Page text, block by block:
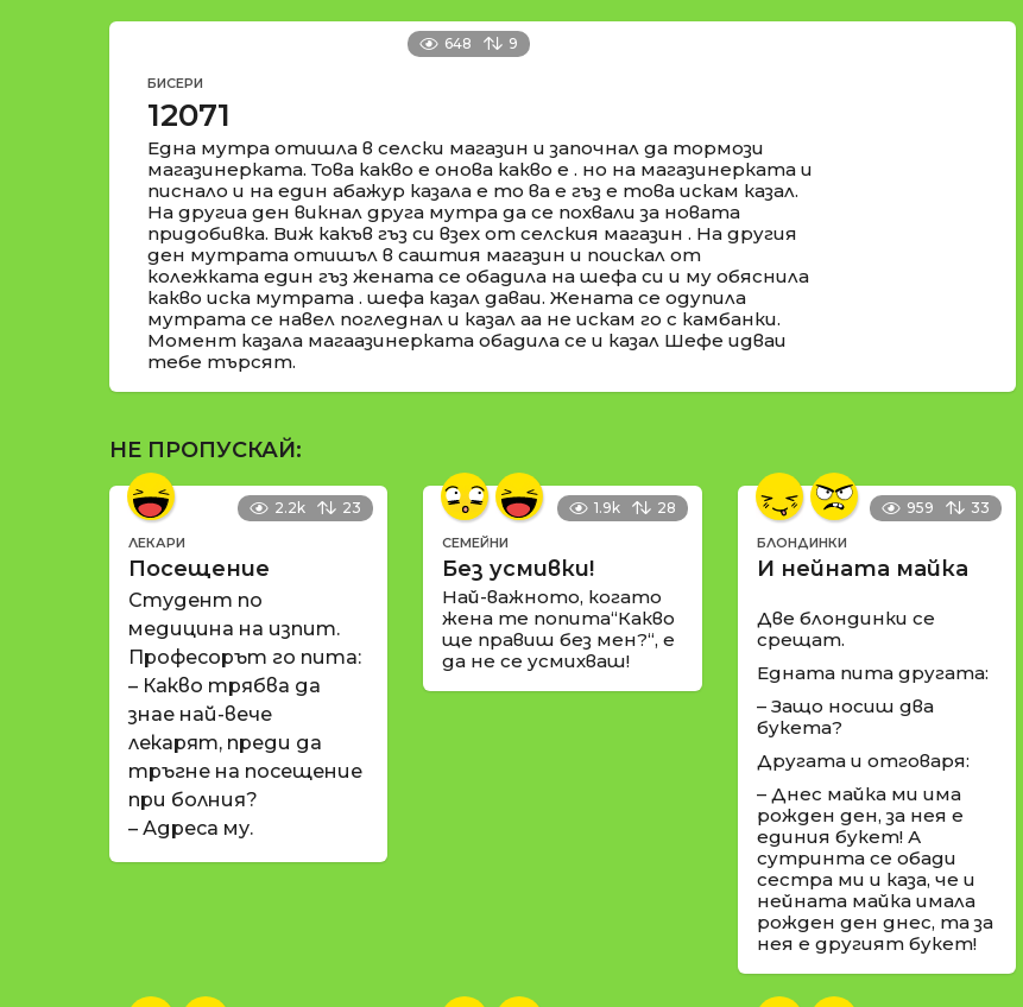
648 9
БИСЕРИ
12071
Една мутра отишла в селски магазин и започнал да тормози
магазинерката. Това какво е онова какво е . но на магазинерката и
писнало и на един абажур казала е то ва е гъз е това искам казал.
На другиа ден викнал друга мутра да се похвали за новата
придобивка. Виж какъв гъз си взех от селския магазин . На другия
ден мутрата отишъл в саштия магазин и поискал от
колежката един гъз жената се обадила на шефа си и му обяснила
какво иска мутрата . шефа казал даваи. Жената се одупила
мутрата се навел погледнал и казал аа не искам го с камбанки.
Момент казала магаазинерката обадила се и казал Шефе идваи
тебе търсят.
НЕ ПРОПУСКАЙ:
2.2k 23
ЛЕКАРИ
Посещение
Студент по
медицина на изпит.
Професорът го пита:
– Какво трябва да
знае най-вече
лекарят, преди да
тръгне на посещение
при болния?
– Адреса му.
1.9k 28
СЕМЕЙНИ
Без усмивки!
Най-важното, когато
жена те попита“Какво
ще правиш без мен?“, е
да не се усмихваш!
959 33
БЛОНДИНКИ
И нейната майка
Две блондинки се
срещат.
Едната пита другата:
– Защо носиш два
букета?
Другата и отговаря:
– Днес майка ми има
рожден ден, за нея е
единия букет! А
сутринта се обади
сестра ми и каза, че и
нейната майка имала
рожден ден днес, та за
нея е другият букет!